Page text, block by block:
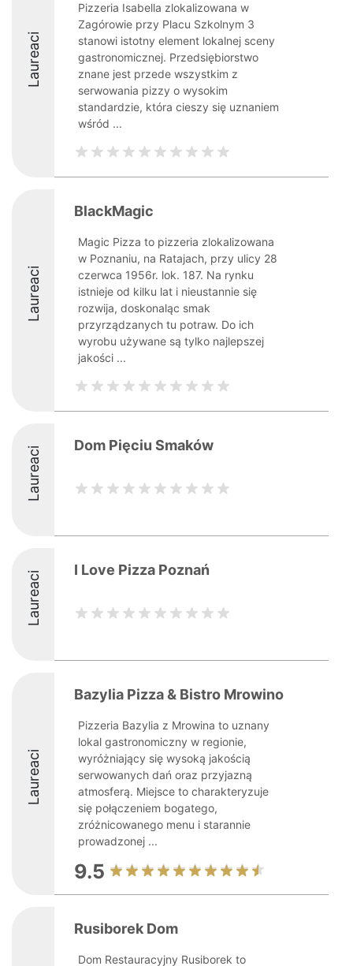
Laureaci
Pizzeria Isabella zlokalizowana w
Zagórowie przy Placu Szkolnym 3
stanowi istotny element lokalnej sceny
gastronomicznej. Przedsiębiorstwo
znane jest przede wszystkim z
serwowania pizzy o wysokim
standardzie, która cieszy się uznaniem
wśród ...
Laureaci
BlackMagic
Magic Pizza to pizzeria zlokalizowana
w Poznaniu, na Ratajach, przy ulicy 28
czerwca 1956r. lok. 187. Na rynku
istnieje od kilku lat i nieustannie się
rozwija, doskonaląc smak
przyrządzanych tu potraw. Do ich
wyrobu używane są tylko najlepszej
jakości ...
Laureaci Dom Pięciu Smaków
Laureaci I Love Pizza Poznań
Laureaci
Bazylia Pizza & Bistro Mrowino
Pizzeria Bazylia z Mrowina to uznany
lokal gastronomiczny w regionie,
wyróżniający się wysoką jakością
serwowanych dań oraz przyjazną
atmosferą. Miejsce to charakteryzuje
się połączeniem bogatego,
zróżnicowanego menu i starannie
prowadzonej ...
9.5
Rusiborek Dom
Dom Restauracyjny Rusiborek to